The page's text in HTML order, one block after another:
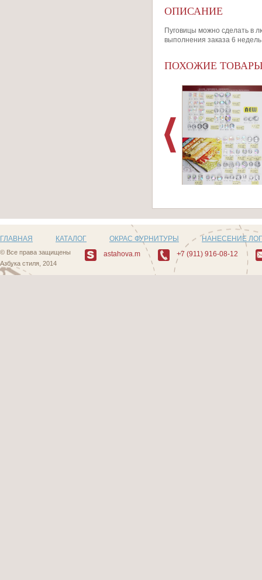
ОПИСАНИЕ
Пуговицы можно сделать в
выполнения заказа 6
ПОХОЖИЕ
509_1
ГЛАВНАЯ КАТАЛОГ ОКРАС ФУРНИТУРЫ НАНЕСЕНИЕ
© Все права защищены
Азбука стиля, 2014
astahova.m +7 (911) 916-08-12